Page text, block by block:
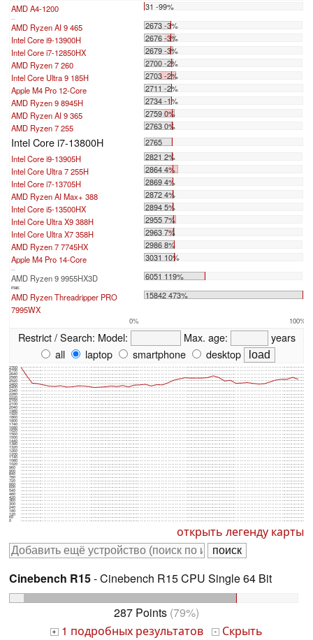
AMD A4-1200 31 -99%
...
AMD Ryzen AI 9 465
2673 -3%
Intel Core i9-13900H
2676 -3%
Intel Core i7-12850HX
2679 -3%
AMD Ryzen 7 260
2700 -2%
Intel Core Ultra 9 185H
2703 -2%
Apple M4 Pro 12-Core
2711 -2%
AMD Ryzen 9 8945H
2734 -1%
AMD Ryzen AI 9 365
2759 0%
AMD Ryzen 7 255
2763 0%
Intel Core i7-13800H
2765
Intel Core i9-13905H
2821 2%
Intel Core Ultra 7 255H
2864 4%
Intel Core i7-13705H
2869 4%
AMD Ryzen AI Max+ 388
2872 4%
Intel Core i5-13500HX
2894 5%
Intel Core Ultra X9 388H
2955 7%
Intel Core Ultra X7 358H
2963 7%
AMD Ryzen 7 7745HX
2986 8%
Apple M4 Pro 14-Core
3031 10%
...
AMD Ryzen 9 9955HX3D 6051 119%
max:
AMD Ryzen Threadripper PRO
7995WX
15842 473%
0% 100%
Restrict / Search: Model: Max. age:
years
all
laptop smartphone desktop
0
60
120
180
240
300
360
420
480
540
600
660
720
780
840
900
960
1020
1080
1140
1200
1260
1320
1380
1440
1500
1560
1620
1680
1740
1800
1860
1920
1980
2040
2100
2160
2220
2280
2340
2400
2460
2520
2580
2640
2700
2760
открыть легенду карты
Cinebench R15- Cinebench R15 CPU Single 64 Bit
287 Points (79%)
+ 1 подробных результатов - Скрыть